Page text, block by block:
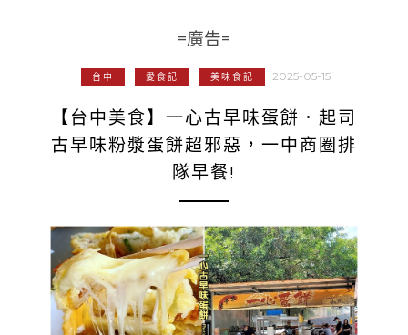
=廣告=
台中 愛食記 美味食記 2025-05-15
【台中美食】一心古早味蛋餅．起司
古早味粉漿蛋餅超邪惡，一中商圈排
隊早餐!